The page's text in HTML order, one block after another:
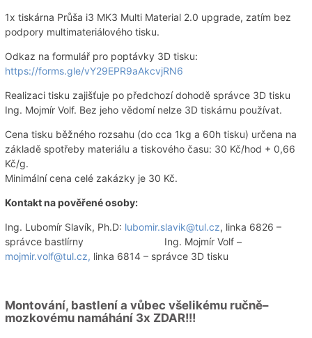
1x tiskárna Průša i3 MK3 Multi Material 2.0 upgrade, zatím bez
podpory multimateriálového tisku.
Odkaz na formulář pro poptávky 3D tisku:
https://forms.gle/vY29EPR9aAkcvjRN6
Realizaci tisku zajišťuje po předchozí dohodě správce 3D tisku
Ing. Mojmír Volf. Bez jeho vědomí nelze 3D tiskárnu používat.
Cena tisku běžného rozsahu (do cca 1kg a 60h tisku) určena na
základě spotřeby materiálu a tiskového času: 30 Kč/hod + 0,66
Kč/g.
Minimální cena celé zakázky je 30 Kč.
Kontakt na pověřené osoby:
Ing. Lubomír Slavík, Ph.D: lubomir.slavik@tul.cz, linka 6826 –
správce bastlírny Ing. Mojmír Volf –
mojmir.volf@tul.cz, linka 6814 – správce 3D tisku
Montování, bastlení a vůbec všelikému ručně–
mozkovému namáhání 3x ZDAR!!!